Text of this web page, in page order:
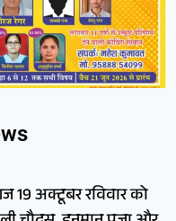
19 अक्टूबर रविवार को